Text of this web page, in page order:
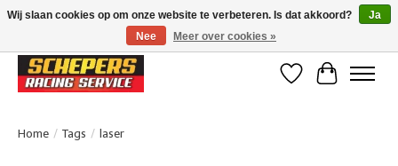
Klanten beoordelen ons met een 4,8/5 op Google reviews
Verlanglijst
Home / Tags / laser
Wij slaan cookies op om onze website te verbeteren. Is dat akkoord?
Ja
Nee
Meer over cookies »